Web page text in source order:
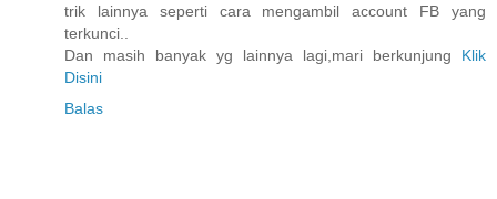
trik lainnya seperti cara mengambil account FB yang
terkunci..
Dan masih banyak yg lainnya lagi,mari berkunjung Klik
Disini
Balas